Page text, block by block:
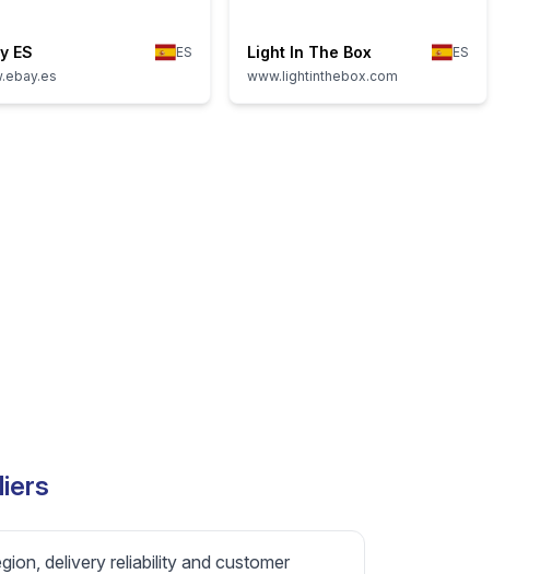
ES
ES
Light In The Box
ES
www.lightinthebox.com
delivery reliability and customer